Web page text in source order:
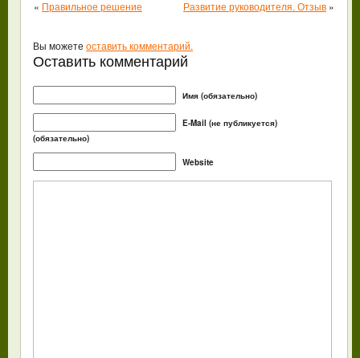
« Правильное решение Развитие руководителя. Отзыв »
Вы можете оставить комментарий.
Оставить комментарий
Имя (обязательно)
E-Mail (не публикуется)
(обязательно)
Website